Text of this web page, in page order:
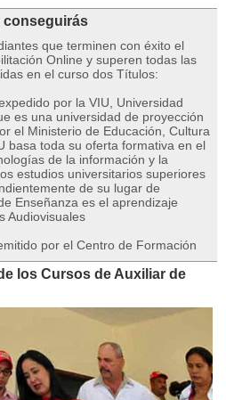
conseguirás
que terminen con éxito el
Online y superen todas las
en el curso dos Títulos:
por la VIU, Universidad
es una universidad de proyección
el Ministerio de Educación, Cultura
basa toda su oferta formativa en el
de la información y la
estudios universitarios superiores
de su lugar de
Enseñanza es el aprendizaje
Audiovisuales
por el Centro de Formación
los Cursos de Auxiliar de